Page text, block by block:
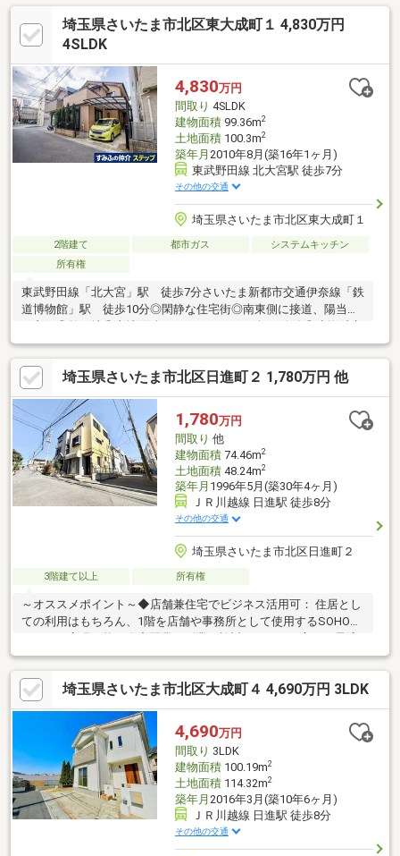
吹き抜けになっており開放感があります◇リビングと続き間の和
室■設備等◇全居室に収納あり◇床下収納◇システムキッチン
（吊戸棚あり）◇対面キッチン◇浴室（追い焚き・足し湯・保
ニター付きインターホン◇買い物便良好◇生活利便性良好
埼玉県さいたま市北区東大成町１ 4,830万円
4SLDK
4,830万円
間取り 4SLDK
建物面積99.36m2
土地面積100.3m2
築年月 2010年8月(築16年1ヶ月)
東武野田線 北大宮駅 徒歩7分
その他の交通
埼玉県さいたま市北区東大成町１
2階建て 都市ガス
システムキッチン
所有権
東武野田線「北大宮」駅 徒歩7分さいたま新都市交通伊奈線「鉄
道博物館」駅 徒歩10分◎閑静な住宅街◎南東側に接道、陽当た
り良好◎整形地◎土地面積：100.30㎡（30.34坪）公簿◎建物延床
面積：99.36㎡（30.05坪）◎平成22年8月築◎間取り：4SLDK
埼玉県さいたま市北区日進町２ 1,780万円 他
1,780万円
間取り 他
建物面積74.46m2
土地面積48.24m2
築年月 1996年5月(築30年4ヶ月)
ＪＲ川越線 日進駅 徒歩8分
その他の交通
埼玉県さいたま市北区日進町２
3階建て以上 所有権
～オススメポイント～◆店舗兼住宅でビジネス活用可： 住居とし
ての利用はもちろん、1階を店舗や事務所として使用するSOHOス
です。◆収納充実・快適な室内環境： 全居室フローリング採用、
各居室に収納スペース・クローゼットを完備。◆日当り・通風と
もに良好： 南面バルコニー付きで採光・通風に優れ、明るく開放
的な住環境を実現しています。◆生活利便性が高い環境： スーパ
ーまで徒歩10分以内、小中学校も近く、日常の買い物から教育環
境まで充実しています。
埼玉県さいたま市北区大成町４ 4,690万円 3LDK
4,690万円
間取り 3LDK
建物面積100.19m2
土地面積114.32m2
築年月 2016年3月(築10年6ヶ月)
ＪＲ川越線 日進駅 徒歩8分
その他の交通